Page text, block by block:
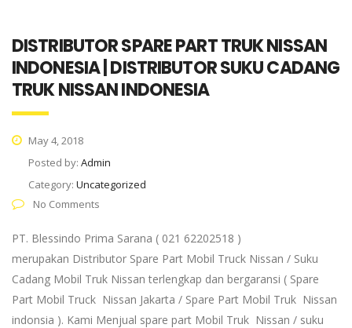
DISTRIBUTOR SPARE PART TRUK NISSAN
INDONESIA | DISTRIBUTOR SUKU CADANG
TRUK NISSAN INDONESIA
May 4, 2018
Posted by: Admin
Category: Uncategorized
No Comments
PT. Blessindo Prima Sarana ( 021 62202518 )
merupakan Distributor Spare Part Mobil Truck Nissan / Suku
Cadang Mobil Truk Nissan terlengkap dan bergaransi ( Spare
Part Mobil Truck Nissan Jakarta / Spare Part Mobil Truk Nissan
indonsia ). Kami Menjual spare part Mobil Truk Nissan / suku